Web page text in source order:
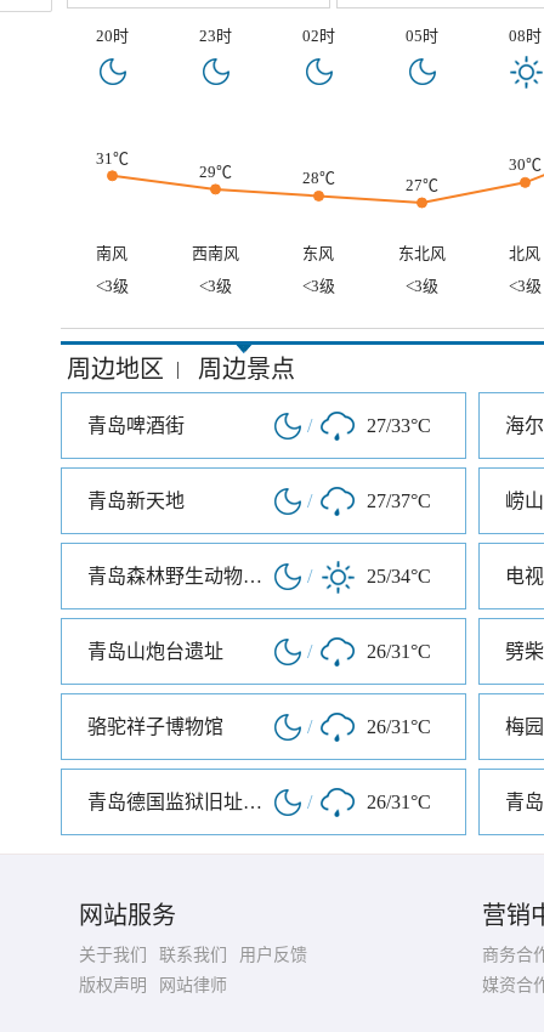
20时 23时 02时 05时 08时
31℃
29℃ 28℃ 27℃
30℃
南风 西南风 东风 东北风
北风
<3级
<3级 <3级 <3级 <3级
周边地区 | 周边景点
青岛啤酒街 / 27/33°C 海
青岛新天地 / 27/37°C 崂
青岛森林野生动物世界 / 25/34°C 电
青岛山炮台遗址 / 26/31°C 劈
骆驼祥子博物馆 / 26/31°C 梅园
青岛德国监狱旧址博物馆 / 26/31°C 青
网站服务
关于我们 联系我们
用户反馈
版权声明
网站律师
营销
商务合
媒资合